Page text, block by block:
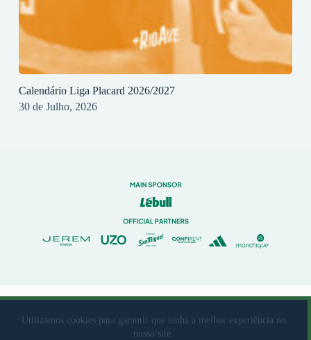
Utilizamos cookies para garantir que tenha a melhor experiência no
nosso site.
Calendário Liga Placard 2026/2027
30 de Julho, 2026
© 2023 Rio Ave Futebol Clube Desenvolvido porbrandit